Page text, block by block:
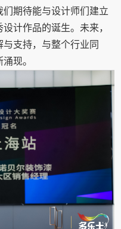
期待能与设计师们建立
计作品的诞生。未来，
支持，与整个行业同
现。